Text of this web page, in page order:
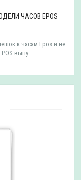
ЧАСОВ EPOS
к часам Epos и не
выпу..